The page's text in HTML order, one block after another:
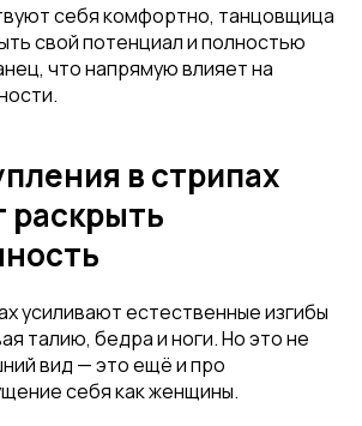
себя комфортно, танцовщица
свой потенциал и полностью
что напрямую влияет на
в стрипах
раскрыть
усиливают естественные изгибы
талию, бедра и ноги. Но это не
вид — это ещё и про
себя как женщины.